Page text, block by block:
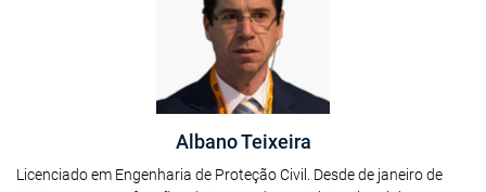
Albano Teixeira
Licenciado em Engenharia de Proteção Civil. Desde de janeiro de